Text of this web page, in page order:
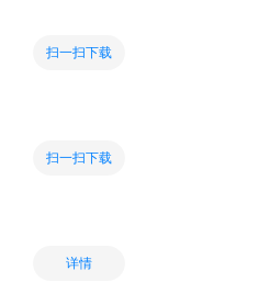
扫一扫下载
扫一扫下载
详情